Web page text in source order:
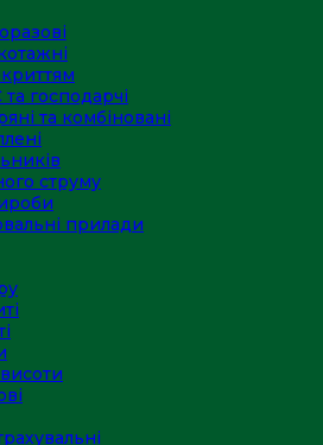
господарчі
та комбіновані
струму
прилади